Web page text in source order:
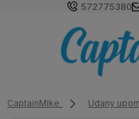
572775380
CaptainMike Udany